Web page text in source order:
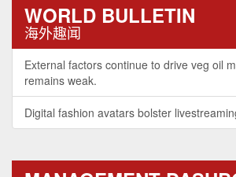
WORLD BULLETIN
海外趣闻
External factors continue to drive veg oil
remains weak.
Digital fashion avatars bolster